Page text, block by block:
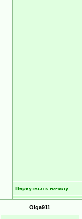
Вернуться к началу
Olga911